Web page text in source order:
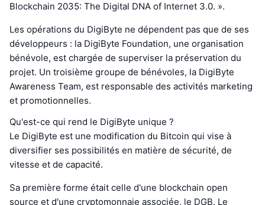
Blockchain 2035: The Digital DNA of Internet 3.0. ».
Les opérations du DigiByte ne dépendent pas que de ses
développeurs : la DigiByte Foundation, une organisation
bénévole, est chargée de superviser la préservation du
projet. Un troisième groupe de bénévoles, la DigiByte
Awareness Team, est responsable des activités marketing
et promotionnelles.
Qu'est-ce qui rend le DigiByte unique ?
Le DigiByte est une modification du Bitcoin qui vise à
diversifier ses possibilités en matière de sécurité, de
vitesse et de capacité.
Sa première forme était celle d'une blockchain open
source et d'une cryptomonnaie associée, le DGB. Le